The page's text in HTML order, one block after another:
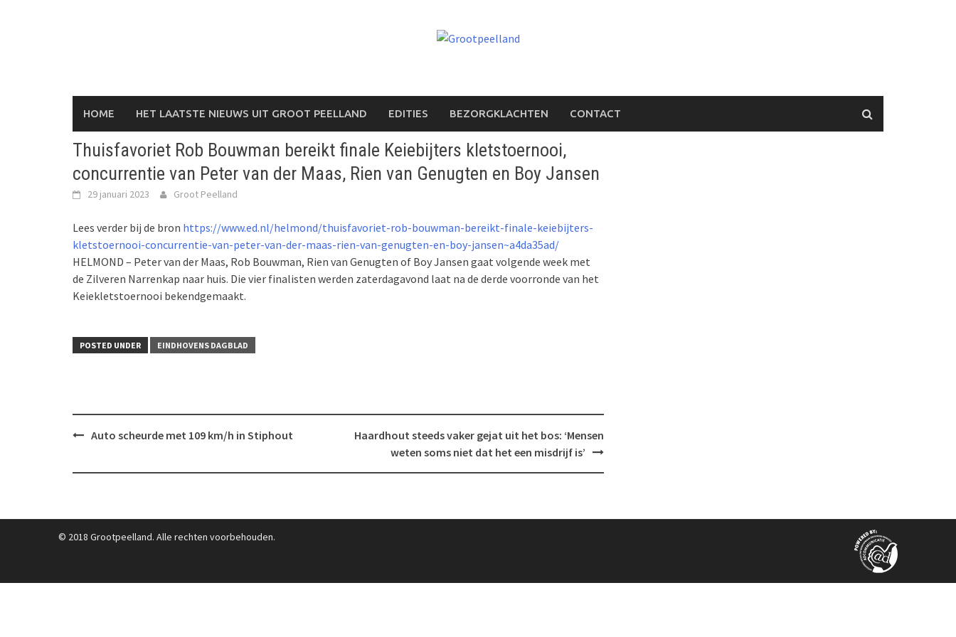
HOME HET LAATSTE NIEUWS UIT GROOT PEELLAND EDITIES BEZORGKLACHTEN CONTACT
Thuisfavoriet Rob Bouwman bereikt finale Keiebijters kletstoernooi,
concurrentie van Peter van der Maas, Rien van Genugten en Boy Jansen
29 januari 2023 Groot Peelland
Lees verder bij de bron https://www.ed.nl/helmond/thuisfavoriet-rob-bouwman-bereikt-finale-keiebijters-
kletstoernooi-concurrentie-van-peter-van-der-maas-rien-van-genugten-en-boy-jansen~a4da35ad/
HELMOND – Peter van der Maas, Rob Bouwman, Rien van Genugten of Boy Jansen gaat volgende week met
de Zilveren Narrenkap naar huis. Die vier finalisten werden zaterdagavond laat na de derde voorronde van het
Keiekletstoernooi bekendgemaakt.
POSTED UNDER EINDHOVENS DAGBLAD
PostAuto scheurde met 109 km/h in Stiphout
Haardhout steeds vaker gejat uit het bos: ‘Mensen
weten soms niet dat het een misdrijf is’
© 2018 Grootpeelland. Alle rechten voorbehouden.